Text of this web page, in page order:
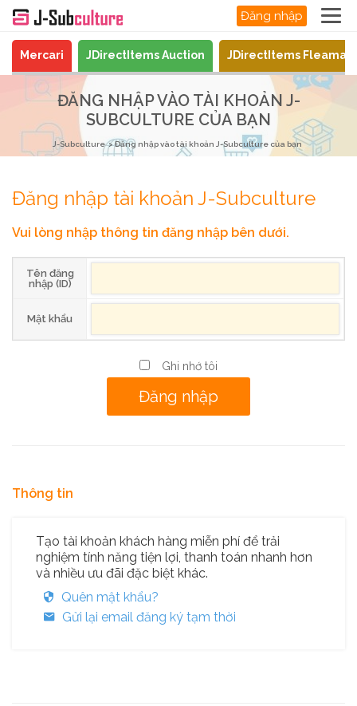
Đăng nhập
Mercari JDirectItems Auction JDirectItems
ĐĂNG NHẬP VÀO TÀI KHOẢN J-
SUBCULTURE CỦA BẠN
J-Subculture Đăng nhập vào tài khoản J-Subculture của bạn
Đăng nhập tài khoản J-Subculture
Vui lòng nhập thông tin đăng nhập bên dưới.
Tên đăng
nhập (ID)
Mật khẩu
Ghi nhớ tôi
Thông tin
Tạo tài khoản khách hàng miễn phí để trải
nghiệm tính năng tiện lợi, thanh toán nhanh hơn
và nhiều ưu đãi đặc biệt khác.
Quên mật khẩu?
Gửi lại email đăng ký tạm thời